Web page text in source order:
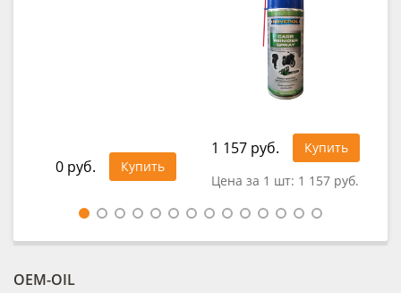
0 руб. Купить
1 157 руб.
Купить
Цена за 1 шт: 1 157 руб.
OEM-OIL